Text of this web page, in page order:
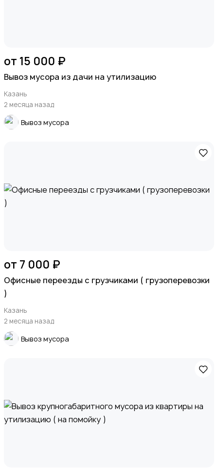
от 15 000 ₽
Вывоз мусора из дачи на утилизацию
Казань
2 месяца назад
Вывоз мусора
от 7 000 ₽
Офисные переезды с грузчиками ( грузоперевозки
)
Казань
2 месяца назад
Вывоз мусора